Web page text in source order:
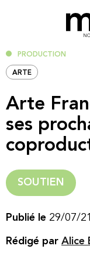
PRODUCTION
ARTE
Arte
ses
SOUTIEN
Publié le 29/07/21
Rédigé par Alice